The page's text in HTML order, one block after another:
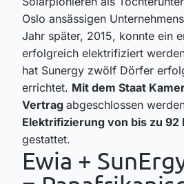
Oslo ansässigen
Jahr später, 2015, konnte ein
erfolgreich elektrifiziert
hat Sunergy zwölf Dörfer
errichtet. Mit dem Staat
Vertrag abgeschlossen
Elektrifizierung von bis zu 92
gestattet.
Ewia +